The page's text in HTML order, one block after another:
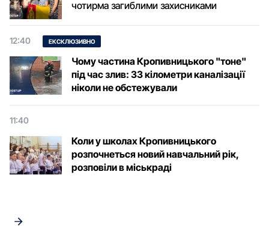
чотирма загиблими захисниками
12:40 ЕКСКЛЮЗИВНО
Чому частина Кропивницького "тоне"
під час злив: 33 кілометри каналізації
ніколи не обстежували
11:40
Коли у школах Кропивницького
розпочнеться новий навчальний рік,
розповіли в міськраді